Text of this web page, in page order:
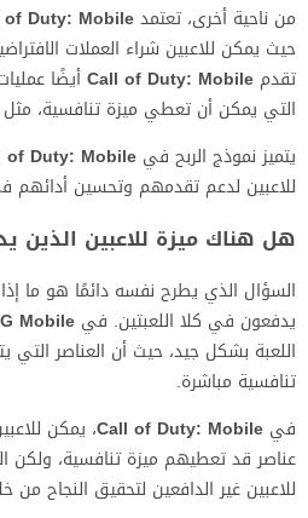
من ناحية أخرى، تعتمدDuty: Mobile
حيث يمكن للاعبين شراء العملات
تقدم Call of Duty: Mobileأيضًا
التي يمكن أن تعطي ميزة تنافسية، مثل
يتميز نموذج الربح في of Duty: Mobile
للاعبين لدعم تقدمهم وتحسين أدائهم
هل هناك ميزة للاعبين الذين
السؤال الذي يطرح نفسه دائمًا هو ما
يدفعون في كلا اللعبتين. في Mobile
اللعبة بشكل جيد، حيث أن العناصر التي
تنافسية مباشرة.
في Call of Duty: Mobile، يمكن
عناصر قد تعطيهم ميزة تنافسية، ولكن
للاعبين غير الدافعين لتحقيق النجاح من